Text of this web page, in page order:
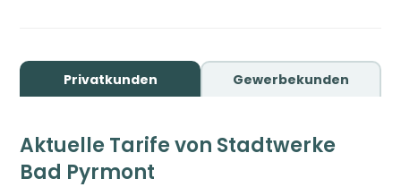
Privatkunden Gewerbekunden
Aktuelle Tarife von Stadtwerke
Bad Pyrmont